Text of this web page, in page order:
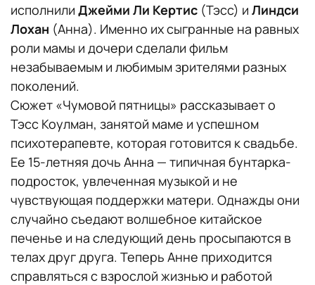
исполнили Джейми Ли Кертис (Тэсс) и Линдси
Лохан (Анна). Именно их сыгранные на равных
роли мамы и дочери сделали фильм
незабываемым и любимым зрителями разных
поколений.
Сюжет «Чумовой пятницы» рассказывает о
Тэсс Коулман, занятой маме и успешном
психотерапевте, которая готовится к свадьбе.
Ее 15-летняя дочь Анна — типичная бунтарка-
подросток, увлеченная музыкой и не
чувствующая поддержки матери. Однажды они
случайно съедают волшебное китайское
печенье и на следующий день просыпаются в
телах друг друга. Теперь Анне приходится
справляться с взрослой жизнью и работой